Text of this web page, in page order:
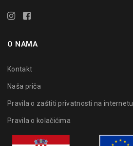
O NAMA
Kontakt
Naša priča
Pravila o zaštiti privatnosti na internetu
Pravila o kolačićima